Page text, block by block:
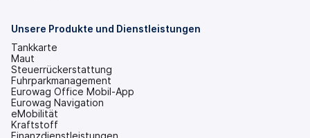
Tab
Unsere Produkte und Dienstleistungen
Tankkarte
Maut
Steuerrückerstattung
Fuhrparkmanagement
Eurowag Office Mobil-App
Eurowag Navigation
eMobilität
Kraftstoff